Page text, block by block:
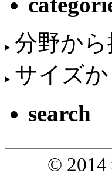
分野から
サイズ
search
©